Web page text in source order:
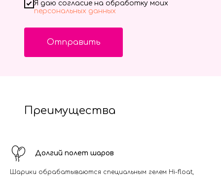
Я даю согласие на обработку моих
персональных данных
Отправить
Преимущества
Долгий полет шаров
Шарики обрабатываются специальным гелем Hi-float,